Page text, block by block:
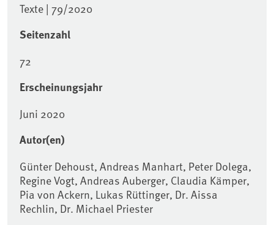
Texte | 79/2020
Seitenzahl
72
Erscheinungsjahr
Juni 2020
Autor(en)
Günter Dehoust, Andreas Manhart, Peter Dolega,
Regine Vogt, Andreas Auberger, Claudia Kämper,
Pia von Ackern, Lukas Rüttinger, Dr. Aissa
Rechlin, Dr. Michael Priester